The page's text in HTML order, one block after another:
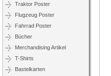
Traktor Poster
Flugzeug Poster
Fahrrad Poster
Bücher
Merchandising Artikel
T-Shirts
Bastelkarten